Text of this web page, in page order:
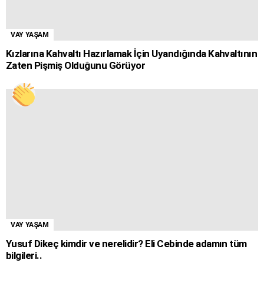
VAY YAŞAM
Kızlarına Kahvaltı Hazırlamak İçin Uyandığında Kahvaltının
Zaten Pişmiş Olduğunu Görüyor
VAY YAŞAM
Yusuf Dikeç kimdir ve nerelidir? Eli Cebinde adamın tüm
bilgileri..